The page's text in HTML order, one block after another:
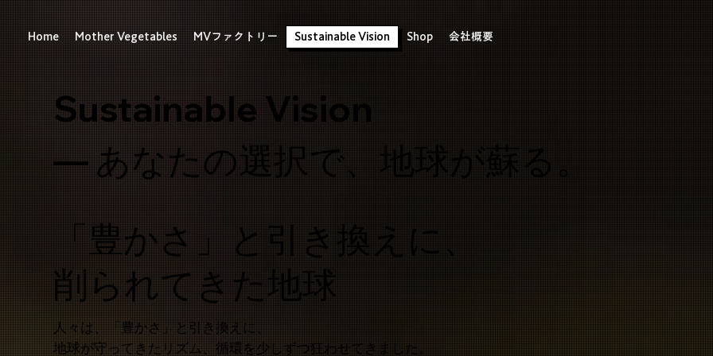
Home Mother Vegetables MVファクトリー Sustainable Vision Shop 会社概要
Sustainable Vision
— あなたの選択で、地球が蘇る。
「豊かさ」と引き換えに、
削られてきた地球
人々は、「豊かさ」と引き換えに、
地球が守ってきたリズム、循環を少しずつ狂わせてきました。